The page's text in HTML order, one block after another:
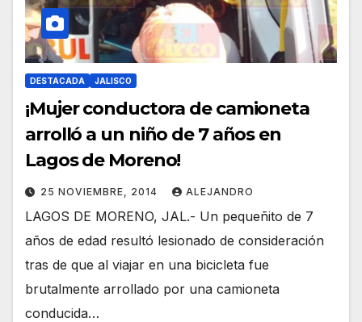
DESTACADA JALISCO
¡Mujer conductora de camioneta
arrolló a un niño de 7 años en
25 NOVIEMBRE, 2014 ALEJANDRO
LAGOS DE MORENO, JAL.- Un pequeñito de 7
años de edad resultó lesionado de consideración
tras de que al viajar en una bicicleta fue
brutalmente arrollado por una camioneta
conducida…